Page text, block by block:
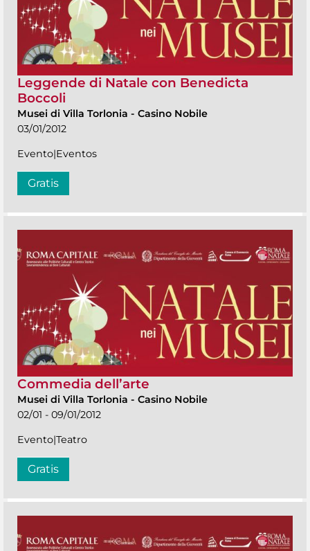
Leggende di Natale con Benedicta
Boccoli
Musei di Villa Torlonia - Casino Nobile
03/01/2012
Evento|Eventos
Gratis
Commedia dell’arte
Musei di Villa Torlonia - Casino Nobile
02/01 - 09/01/2012
Evento|Teatro
Gratis